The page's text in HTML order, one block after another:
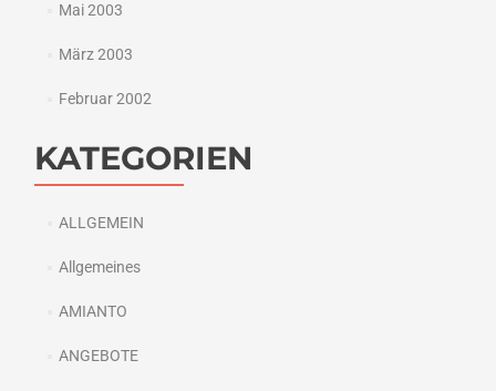
Mai 2003
März 2003
Februar 2002
KATEGORIEN
ALLGEMEIN
Allgemeines
AMIANTO
ANGEBOTE